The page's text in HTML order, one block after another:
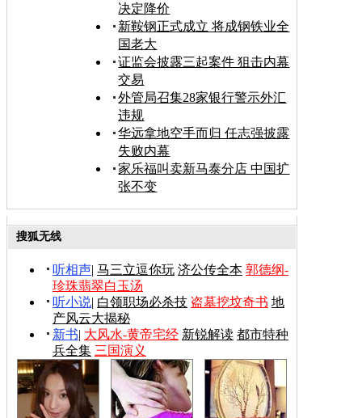
决定降价
新鞍钢正式成立 将成钢铁业全
国老大
证监会披露三起案件 狙击内幕
交易
外管局召集28家银行警示外汇
违规
华远拿地空手而归 任志强披露
失败内幕
家乐福叫卖新马泰分店 中国扩
张不变
搜狐无线
听相声| 马三立逗你玩 济公传全本 郭德纲-
珍珠翡翠白玉汤
听小说| 白领职场必杀技 盗墓挖坟奇书 地
产风云大揭秘
新书| 大风水-黄帝宅经 新锐解读 都市特种
兵全集 三国演义